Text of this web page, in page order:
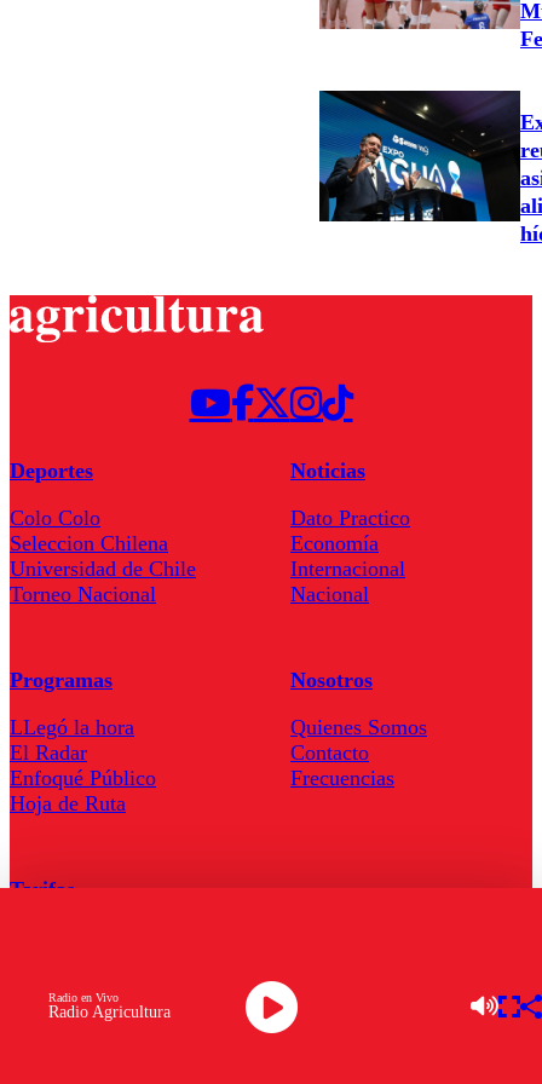
Radio Agricultura
Radio en Vivo
Deportes
Colo Colo
Seleccion Chilena
Universidad de Chile
Torneo Nacional
Noticias
Dato Practico
Economía
Internacional
Nacional
Programas
LLegó la hora
El Radar
Enfoqué Público
Hoja de Ruta
Nosotros
Quienes Somos
Contacto
Frecuencias
Tarifas